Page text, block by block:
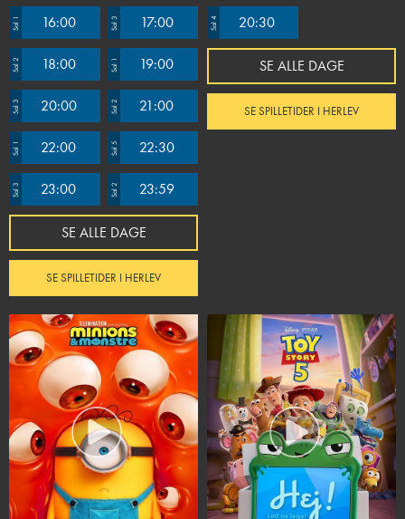
Sal 1 16:00 Sal 3 17:00
Sal 2 18:00 Sal 1 19:00
Sal 3 20:00 Sal 2 21:00
Sal 1 22:00 Sal 5 22:30
Sal 3 23:00 Sal 2 23:59
SE ALLE DAGE
SE SPILLETIDER I HERLEV
Sal 4 20:30
SE ALLE DAGE
SE SPILLETIDER I HERLEV